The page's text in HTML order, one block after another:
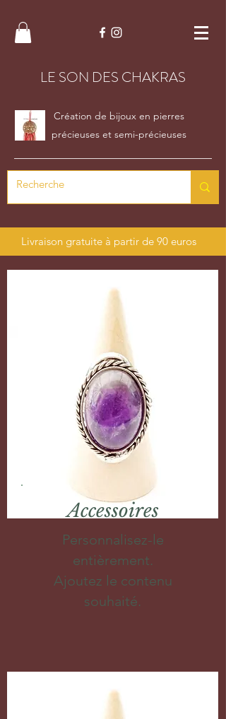
LE SON DES CHAKRAS
Création de bijoux en pierres
précieuses et semi-précieuses
Livraison gratuite à partir de 90 euros
Accessoires
Personnalisez-le
entièrement.
Ajoutez le contenu
souhaité.